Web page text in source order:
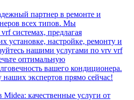
партнер в ремонте и
всех типов. Мы
системах, предлагая
установке, настройке, ремонту и
нашими услугами по vrv vrf
оптимальную
вашего кондиционера.
наших экспертов прямо сейчас!